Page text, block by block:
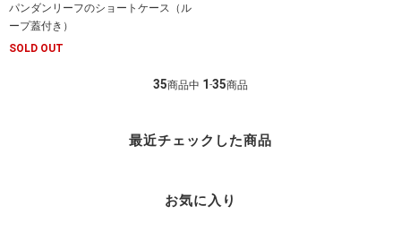
パンダンリーフのショートケース（ル
ープ蓋付き）
SOLD OUT
35商品中 1 -35商品
最近チェックした商品
お気に入り